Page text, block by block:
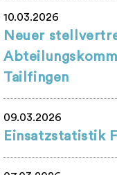
10.03.2026
Neuer
Tailfingen
09.03.2026
Einsatzstatistik